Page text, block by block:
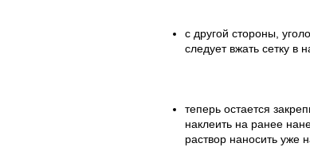
с другой стороны,
следует вжать сетку в
теперь остается
наклеить на ранее
раствор наносить уже